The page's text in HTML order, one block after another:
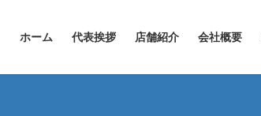
ホーム 代表挨拶 店舗紹介 会社概要